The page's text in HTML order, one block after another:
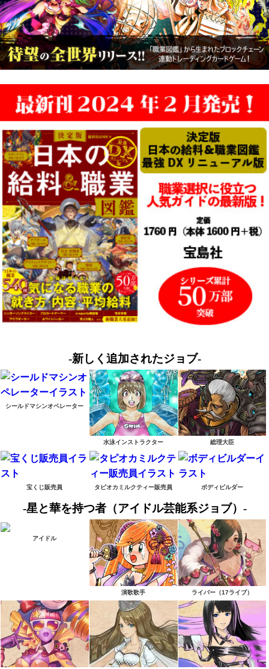
-新しく追加されたジョブ-
シールドマシンオペレーター
水泳インストラクター 総理大臣
宝くじ販売員 タピオカミルクティー販売員 ボディビルダー
-星と華を持つ者（アイドル芸能系ジョブ）-
アイドル
演歌歌手 ライバー（17ライブ）